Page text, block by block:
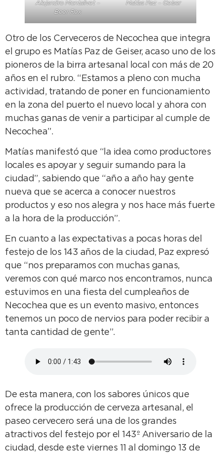
Alejandro Montalivet –
Beer Rex
Matías Paz – Geiser
Otro de los Cerveceros de Necochea que integra
el grupo es Matías Paz de Geiser, acaso uno de los
pioneros de la birra artesanal local con más de 20
años en el rubro. “Estamos a pleno con mucha
actividad, tratando de poner en funcionamiento
en la zona del puerto el nuevo local y ahora con
muchas ganas de venir a participar al cumple de
Necochea”.
Matías manifestó que “la idea como productores
locales es apoyar y seguir sumando para la
ciudad”, sabiendo que “año a año hay gente
nueva que se acerca a conocer nuestros
productos y eso nos alegra y nos hace más fuerte
a la hora de la producción”.
En cuanto a las expectativas a pocas horas del
festejo de los 143 años de la ciudad, Paz expresó
que “nos preparamos con muchas ganas,
veremos con qué marco nos encontramos, nunca
estuvimos en una fiesta del cumpleaños de
Necochea que es un evento masivo, entonces
tenemos un poco de nervios para poder recibir a
tanta cantidad de gente”.
De esta manera, con los sabores únicos que
ofrece la producción de cerveza artesanal, el
paseo cervecero será una de los grandes
atractivos del festejo por el 143º Aniversario de la
ciudad, desde este viernes 11 al domingo 13 de